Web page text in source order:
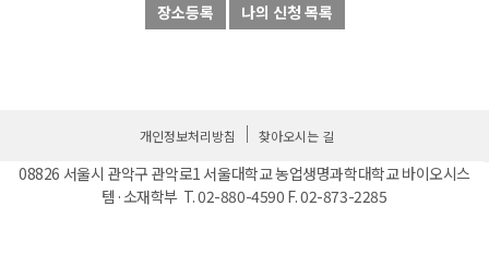
장소등록 나의 신청 목록
개인정보처리방침 찾아오시는 길
08826 서울시 관악구 관악로1 서울대학교 농업생명과학대학교 바이오시스
템·소재학부 T. 02-880-4590 F. 02-873-2285